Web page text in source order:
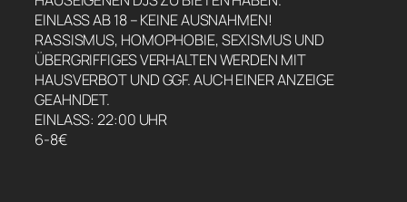
EINLASS AB 18 – KEINE AUSNAHMEN!
RASSISMUS, HOMOPHOBIE, SEXISMUS UND
ÜBERGRIFFIGES VERHALTEN WERDEN MIT
HAUSVERBOT UND GGF. AUCH EINER ANZEIGE
GEAHNDET.
EINLASS: 22:00 UHR
6-8€